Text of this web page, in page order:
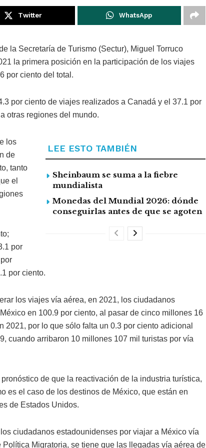
Twitter WhatsApp
la Secretaría de Turismo (Sectur), Miguel Torruco
la primera posición en la participación de los viajes
por ciento del total.
por ciento de viajes realizados a Canadá y el 37.1 por
otras regiones del mundo.
LEE ESTO TAMBIÉN
Sheinbaum se suma a la fiebre
mundialista
Monedas del Mundial 2026: dónde
conseguirlas antes de que se agoten
los
de
tanto
el
por
por ciento.
los viajes vía aérea, en 2021, los ciudadanos
en 100.9 por ciento, al pasar de cinco millones 16
por lo que sólo falta un 0.3 por ciento adicional
cuando arribaron 10 millones 107 mil turistas por vía
de que la reactivación de la industria turística,
es el caso de los destinos de México, que están en
de Estados Unidos.
ciudadanos estadounidenses por viajar a México vía
Migratoria, se tiene que las llegadas vía aérea de